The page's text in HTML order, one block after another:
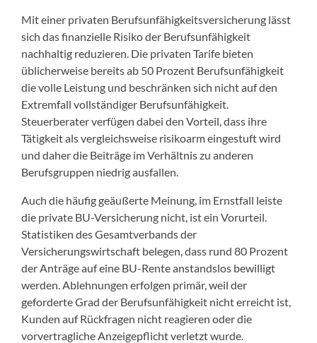
Mit einer privaten Berufsunfähigkeitsversicherung lässt
sich das finanzielle Risiko der Berufsunfähigkeit
nachhaltig reduzieren. Die privaten Tarife bieten
üblicherweise bereits ab 50 Prozent Berufsunfähigkeit
die volle Leistung und beschränken sich nicht auf den
Extremfall vollständiger Berufsunfähigkeit.
Steuerberater verfügen dabei den Vorteil, dass ihre
Tätigkeit als vergleichsweise risikoarm eingestuft wird
und daher die Beiträge im Verhältnis zu anderen
Berufsgruppen niedrig ausfallen.
Auch die häufig geäußerte Meinung, im Ernstfall leiste
die private BU-Versicherung nicht, ist ein Vorurteil.
Statistiken des Gesamtverbands der
Versicherungswirtschaft belegen, dass rund 80 Prozent
der Anträge auf eine BU-Rente anstandslos bewilligt
werden. Ablehnungen erfolgen primär, weil der
geforderte Grad der Berufsunfähigkeit nicht erreicht ist,
Kunden auf Rückfragen nicht reagieren oder die
vorvertragliche Anzeigepflicht verletzt wurde.